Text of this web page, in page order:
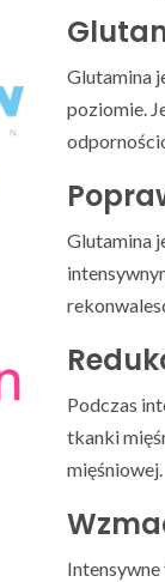
Glutamina
poziomie.
Glutamina
Podczas
tkanki
mięśniowej.